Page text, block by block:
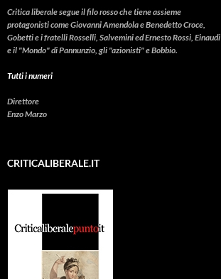
Critica liberalesegue il filo rosso che tiene assieme
protagonisti come Giovanni Amendola e Benedetto Croce,
Gobetti e i fratelli Rosselli, Salvemini ed Ernesto Rossi, Einaudi
e il "Mondo" di Pannunzio, gli "azionisti" e Bobbio.
Tutti i numeri
Direttore
Enzo Marzo
CRITICALIBERALE.IT